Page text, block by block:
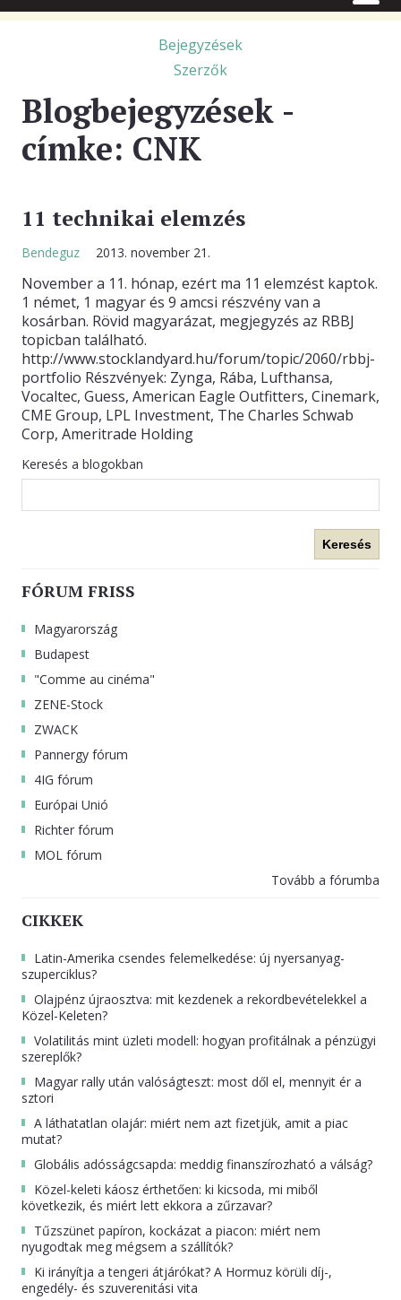
TUDÁSTÁR
RSS OLVASÓ
ELŐFIZETÉS
KAPCSOLAT
Bejegyzések
Szerzők
Blogbejegyzések -
címke: CNK
11 technikai elemzés
Bendeguz 2013. november 21.
November a 11. hónap, ezért ma 11 elemzést kaptok.
1 német, 1 magyar és 9 amcsi részvény van a
kosárban. Rövid magyarázat, megjegyzés az RBBJ
topicban található.
http://www.stocklandyard.hu/forum/topic/2060/rbbj-
portfolio Részvények: Zynga, Rába, Lufthansa,
Vocaltec, Guess, American Eagle Outfitters, Cinemark,
CME Group, LPL Investment, The Charles Schwab
Corp, Ameritrade Holding
Keresés a blogokban
Keresés
FÓRUM FRISS
Magyarország
Budapest
"Comme au cinéma"
ZENE-Stock
ZWACK
Pannergy fórum
4IG fórum
Európai Unió
Richter fórum
MOL fórum
Tovább a fórumba
CIKKEK
Latin-Amerika csendes felemelkedése: új nyersanyag-
szuperciklus?
Olajpénz újraosztva: mit kezdenek a rekordbevételekkel a
Közel-Keleten?
Volatilitás mint üzleti modell: hogyan profitálnak a pénzügyi
szereplők?
Magyar rally után valóságteszt: most dől el, mennyit ér a
sztori
A láthatatlan olajár: miért nem azt fizetjük, amit a piac
mutat?
Globális adósságcsapda: meddig finanszírozható a válság?
Közel-keleti káosz érthetően: ki kicsoda, mi miből
következik, és miért lett ekkora a zűrzavar?
Tűzszünet papíron, kockázat a piacon: miért nem
nyugodtak meg mégsem a szállítók?
Ki irányítja a tengeri átjárókat? A Hormuz körüli díj-,
engedély- és szuverenitási vita